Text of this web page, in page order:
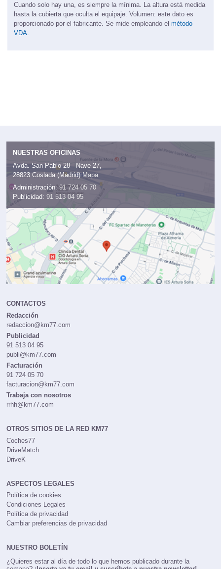
Cuando solo hay una, es siempre la mínima. La altura está medida
hasta la cubierta que oculta el equipaje. Volumen: este dato es
proporcionado por el fabricante. Se mide empleando el método
VDA.
NUESTRAS OFICINAS
Avda. San Pablo 28 - Nave 27,
28823 Coslada (Madrid) Mapa
Administración: 91 724 05 70
Publicidad: 91 513 04 95
CONTACTOS
Redacción
redaccion@km77.com
Publicidad
91 513 04 95
publi@km77.com
Facturación
91 724 05 70
facturacion@km77.com
Trabaja con nosotros
rrhh@km77.com
OTROS SITIOS DE LA RED KM77
Coches77
DriveMatch
DriveK
ASPECTOS LEGALES
Política de cookies
Condiciones Legales
Política de privacidad
Cambiar preferencias de privacidad
NUESTRO BOLETÍN
¿Quieres estar al día de todo lo que hemos publicado durante la